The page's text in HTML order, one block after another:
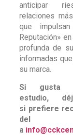
anticipar
relaciones
que
Reputación»
profunda de
informadas
su marca.
Si gusta
estudio,
si prefiere
del
a